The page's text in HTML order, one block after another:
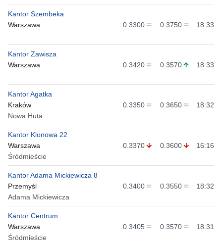
Kantor Szembeka
Warszawa
0.3300 0.3750 18:33
Kantor Zawisza
Warszawa
0.3420 0.3570 18:33
Kantor Agatka
Kraków
Nowa Huta
0.3350 0.3650 18:32
Kantor Klonowa 22
Warszawa
Śródmieście
0.3370 0.3600 16:16
Kantor Adama Mickiewicza 8
Przemyśl
Adama Mickiewicza
0.3400 0.3550 18:32
Kantor Centrum
Warszawa
Śródmieście
0.3405 0.3570 18:31